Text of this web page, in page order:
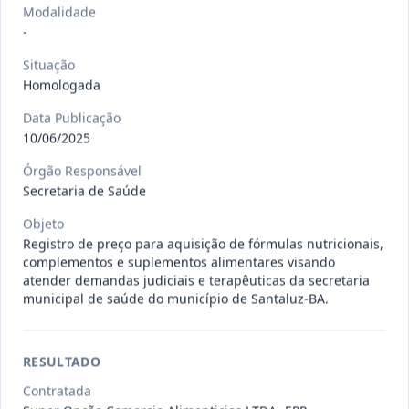
Data:13/07/2026
027/2026
Pregão
Eletrônico
PRESTADORA DE SERVIÇO DE
Situação:
Em Andamento
Data
13/07/2026
025/2026
Pregão
Eletrônico
REGISTRO DE PREÇO PARA A
CONTRATAÇÃO DE EMPRESA PARA
LOCAÇÃO...
Modalidade
-
Situação
Homologada
Data Publicação
10/06/2025
Órgão Responsável
Secretaria de Saúde
Objeto
Registro de preço para aquisição de fórmulas nutricionais,
complementos e suplementos alimentares visando
atender demandas judiciais e terapêuticas da secretaria
municipal de saúde do município de Santaluz-BA.
RESULTADO
Contratada